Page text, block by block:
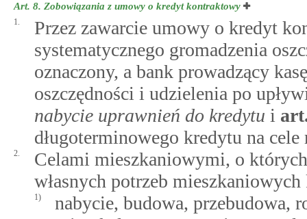
Art. 8. Zobowiązania z umowy o kredyt kontraktowy
1.
Przez zawarcie umowy o kredyt
systematycznego gromadzenia
oznaczony, a bank prowadzący
oszczędności i udzielenia po
nabycie uprawnień do kredytu i
długoterminowego kredytu na
2.
Celami mieszkaniowymi, o
własnych potrzeb
1)
nabycie, budowa, przebudowa,